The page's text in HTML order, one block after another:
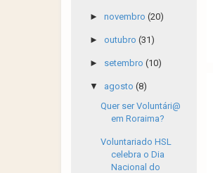
► novembro (20)
► outubro (31)
► setembro (10)
▼ agosto (8)
Quer ser Voluntári@
em Roraima?
Voluntariado HSL
celebra o Dia
Nacional do